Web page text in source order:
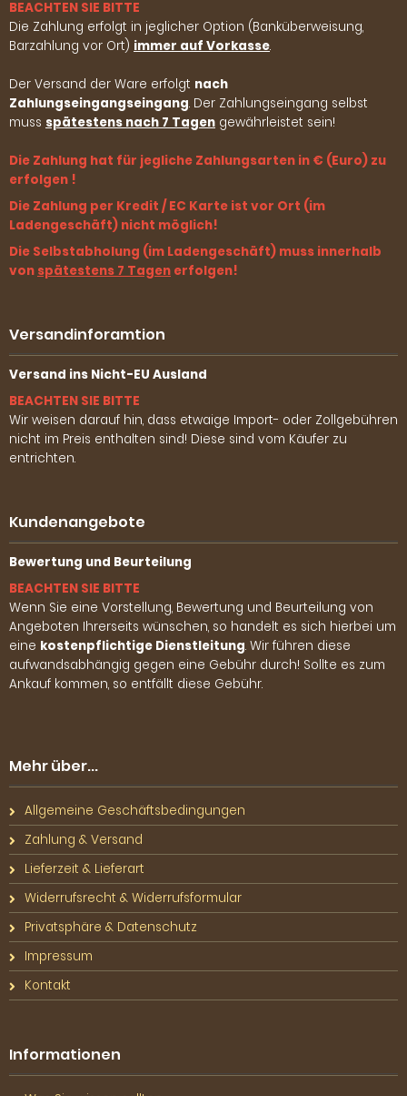
BEACHTEN SIE BITTE
Die Zahlung erfolgt in jeglicher Option (Banküberweisung,
Barzahlung vor Ort) immer auf Vorkasse.
Der Versand der Ware erfolgt nach
Zahlungseingangseingang. Der Zahlungseingang selbst
muss spätestens nach 7 Tagen gewährleistet sein!
Die Zahlung hat für jegliche Zahlungsarten in € (Euro) zu
erfolgen !
Die Zahlung per Kredit / EC Karte ist vor Ort (im
Ladengeschäft) nicht möglich!
Die Selbstabholung (im Ladengeschäft) muss innerhalb
von spätestens 7 Tagen erfolgen!
Versandinforamtion
Versand ins Nicht-EU Ausland
BEACHTEN SIE BITTE
Wir weisen darauf hin, dass etwaige Import- oder Zollgebühren
nicht im Preis enthalten sind! Diese sind vom Käufer zu
entrichten.
Kundenangebote
Bewertung und Beurteilung
BEACHTEN SIE BITTE
Wenn Sie eine Vorstellung, Bewertung und Beurteilung von
Angeboten Ihrerseits wünschen, so handelt es sich hierbei um
eine kostenpflichtige Dienstleitung. Wir führen diese
aufwandsabhängig gegen eine Gebühr durch! Sollte es zum
Ankauf kommen, so entfällt diese Gebühr.
Mehr über...
Allgemeine Geschäftsbedingungen
Zahlung & Versand
Lieferzeit & Lieferart
Widerrufsrecht & Widerrufsformular
Privatsphäre & Datenschutz
Impressum
Kontakt
Informationen